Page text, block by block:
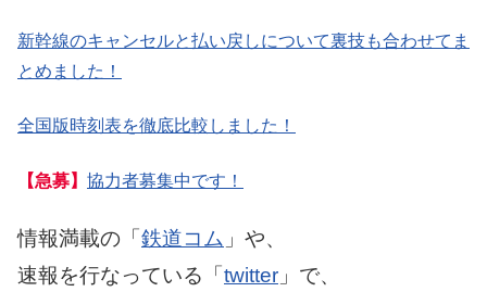
新幹線のキャンセルと払い戻しについて裏技も合わせてま
とめました！
全国版時刻表を徹底比較しました！
【急募】 協力者募集中です！
情報満載の「 鉄道コム 」や、
速報を行なっている「 twitter 」で、